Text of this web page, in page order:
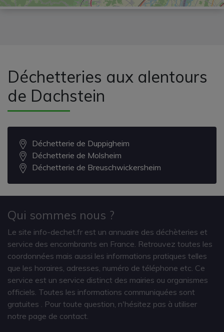
Déchetteries aux alentours
de Dachstein
Déchetterie de Duppigheim
Déchetterie de Molsheim
Déchetterie de Breuschwickersheim
Qui sommes nous ?
Le site info-dechet.fr est un annuaire des déchèteries et
service des encombrants en France. Retrouvez toutes les
coordonnées mais aussi les informations pratiques telles
que les horaires, adresses, numéro de téléphone etc. Ce
service est un service distinct des mairies ou organismes
officiels. Toutes les informations communiquées sont
gratuites
. Pour toute question, n'hésitez pas à utiliser
notre page de contact.